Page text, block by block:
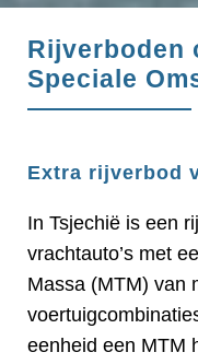
Rijverboden
Speciale
Extra rijverbod
In Tsjechië is een
vrachtauto’s met
Massa (MTM) van
eenheid een MTM